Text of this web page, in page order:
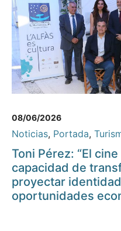
08/06/2026
Noticias, Portada,
Toni Pérez: “El
capacidad de
proyectar
oportunidades